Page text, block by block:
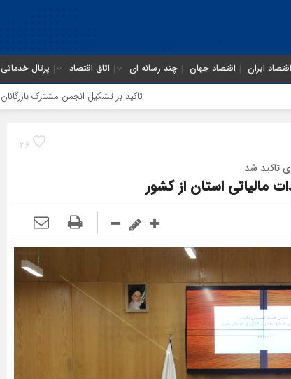
اقتصاد ایران اقتصاد جهان چند رسانه ای اتاق اقتصاد پرتال خدماتی
تاکید بر تشکیل انجمن مشترک بازرگانان ایران و عراق در مشهد
36
تاکید شد
مالیاتی استان از کشور